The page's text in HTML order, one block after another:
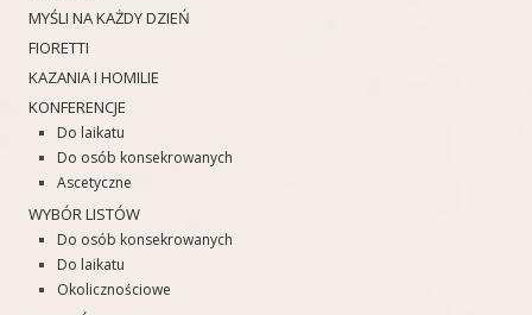
MYŚLI NA KAŻDY DZIEŃ
FIORETTI
KAZANIA I HOMILIE
KONFERENCJE
Do laikatu
Do osób konsekrowanych
Ascetyczne
WYBÓR LISTÓW
Do osób konsekrowanych
Do laikatu
Okolicznościowe